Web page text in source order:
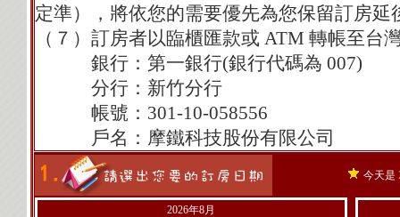
定準），將依您的需要優先為您保留訂房延
（７）訂房者以臨櫃匯款或 ATM 轉帳至台
銀行：第一銀行(銀行代碼為 007)
分行：新竹分行
帳號：301-10-058556
戶名：摩鐵科技股份有限公司
今天是
2026年8月